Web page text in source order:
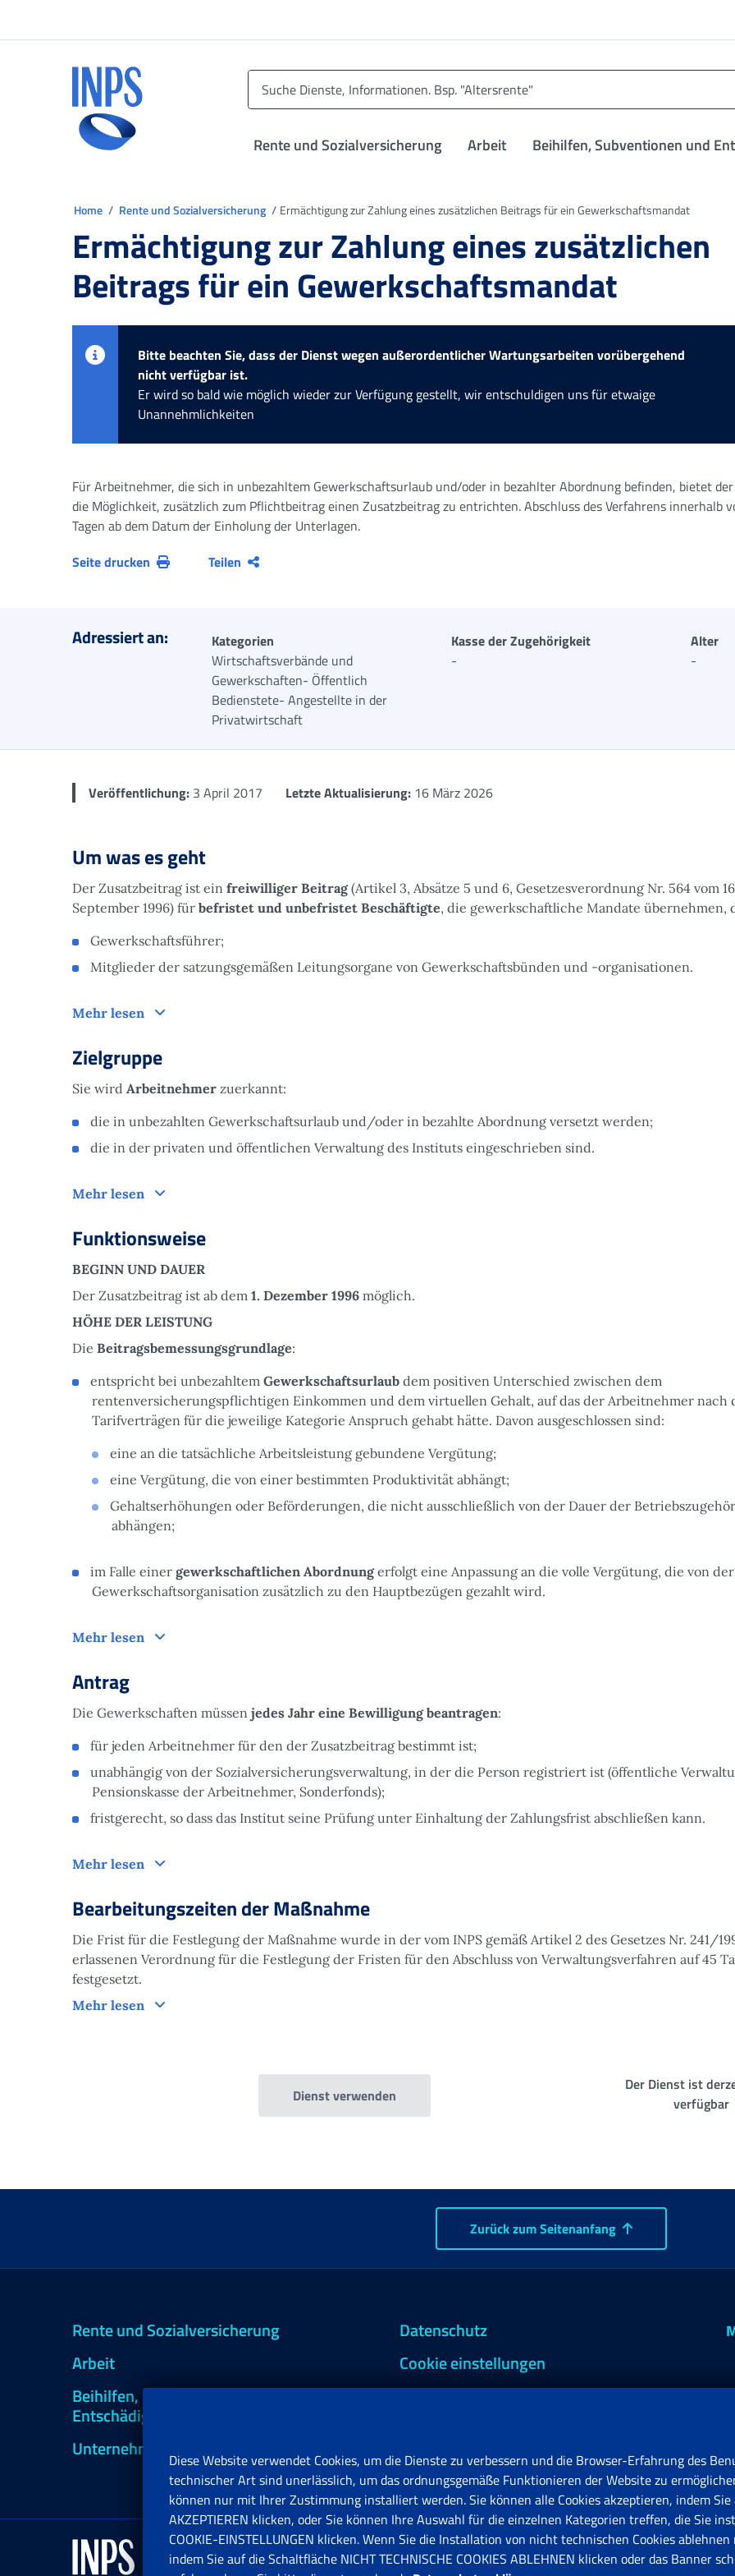
Rente und Sozialversicherung Arbeit Beihilfen, Subventionen und
Home Rente und Sozialversicherung Ermächtigung zur Zahlung eines zusätzlichen Beitrags für ein Gewerkschaftsmandat
Ermächtigung zur Zahlung eines zusätzlichen
Beitrags für ein Gewerkschaftsmandat
Bitte beachten Sie, dass der Dienst wegen außerordentlicher Wartungsarbeiten vorübergehend
nicht verfügbar ist.
Er wird so bald wie möglich wieder zur Verfügung gestellt, wir entschuldigen uns für etwaige
Unannehmlichkeiten
Für Arbeitnehmer, die sich in unbezahltem Gewerkschaftsurlaub und/oder in bezahlter Abordnung befinden, bietet
die Möglichkeit, zusätzlich zum Pflichtbeitrag einen Zusatzbeitrag zu entrichten. Abschluss des Verfahrens innerhalb
Tagen ab dem Datum der Einholung der Unterlagen.
Seite drucken
Teilen
Adressiert an:
Kategorien
Wirtschaftsverbände und
Gewerkschaften- Öffentlich
Bedienstete- Angestellte in der
Privatwirtschaft
Kasse der Zugehörigkeit
-
Alter
-
Veröffentlichung: 3 April 2017 Letzte Aktualisierung: 16 März 2026
Um was es geht
Der Zusatzbeitrag ist ein freiwilliger Beitrag(Artikel 3, Absätze 5 und 6, Gesetzesverordnung Nr. 564 vom
September 1996) für befristet und unbefristet Beschäftigte, die gewerkschaftliche Mandate übernehmen,
Gewerkschaftsführer;
Mitglieder der satzungsgemäßen Leitungsorgane von Gewerkschaftsbünden und -organisationen.
Mehr lesen Um was es geht
Zielgruppe
Sie wird Arbeitnehmer zuerkannt:
die in unbezahlten Gewerkschaftsurlaub und/oder in bezahlte Abordnung versetzt werden;
die in der privaten und öffentlichen Verwaltung des Instituts eingeschrieben sind.
Mehr lesen Zielgruppe
Funktionsweise
BEGINN UND DAUER
Der Zusatzbeitrag ist ab dem 1. Dezember 1996 möglich.
HÖHE DER LEISTUNG
Die Beitragsbemessungsgrundlage:
entspricht bei unbezahltem Gewerkschaftsurlaub dem positiven Unterschied zwischen dem
rentenversicherungspflichtigen Einkommen und dem virtuellen Gehalt, auf das der Arbeitnehmer nach
Tarifverträgen für die jeweilige Kategorie Anspruch gehabt hätte. Davon ausgeschlossen sind:
eine an die tatsächliche Arbeitsleistung gebundene Vergütung;
eine Vergütung, die von einer bestimmten Produktivität abhängt;
Gehaltserhöhungen oder Beförderungen, die nicht ausschließlich von der Dauer der
abhängen;
im Falle einer gewerkschaftlichen Abordnungerfolgt eine Anpassung an die volle Vergütung, die von der
Gewerkschaftsorganisation zusätzlich zu den Hauptbezügen gezahlt wird.
Mehr lesen Funktionsweise
Antrag
Die Gewerkschaften müssen jedes Jahr eine Bewilligung beantragen:
für jeden Arbeitnehmer für den der Zusatzbeitrag bestimmt ist;
unabhängig von der Sozialversicherungsverwaltung, in der die Person registriert ist (öffentliche
Pensionskasse der Arbeitnehmer, Sonderfonds);
fristgerecht, so dass das Institut seine Prüfung unter Einhaltung der Zahlungsfrist abschließen kann.
Mehr lesen Antrag
Bearbeitungszeiten der Maßnahme
Die Frist für die Festlegung der Maßnahme wurde in der vom INPS gemäß Artikel 2 des Gesetzes Nr. 241/
erlassenen Verordnung für die Festlegung der Fristen für den Abschluss von Verwaltungsverfahren auf 45
festgesetzt.
Mehr lesen
Bearbeitungszeiten der Maßnahme
Der Dienst ist
verfügbar
Dienst verwenden
Zurück zum Seitenanfang
Rente und Sozialversicherung
Arbeit
Beihilfen, Subventionen und
Entschädigungen
Unternehmen und Freiberufler
Datenschutz
Cookie einstellungen
Diese Website verwendet Cookies, um die Dienste zu verbessern und die Browser-Erfahrung des
technischer Art sind unerlässlich, um das ordnungsgemäße Funktionieren der Website zu
können nur mit Ihrer Zustimmung installiert werden. Sie können alle Cookies akzeptieren, indem Sie
AKZEPTIEREN klicken, oder Sie können Ihre Auswahl für die einzelnen Kategorien treffen, die Sie
COOKIE-EINSTELLUNGEN klicken. Wenn Sie die Installation von nicht technischen Cookies
indem Sie auf die Schaltfläche NICHT TECHNISCHE COOKIES ABLEHNEN klicken oder das Banner